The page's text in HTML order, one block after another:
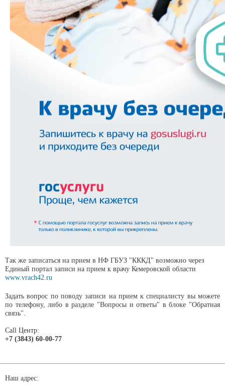
Так же записаться на прием в НФ ГБУЗ "КККД" возможно через
Единый портал записи на прием к врачу Кемеровской области
www.vrach42.ru
Задать вопрос по поводу записи на прием к специалисту вы можете
по телефону, либо в разделе "Вопросы и ответы" в блоке "Обратная
связь".
Call Центр:
+7 (3843) 60-00-77
Наш адрес: